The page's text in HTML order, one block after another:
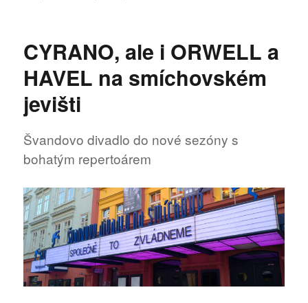
Zábava,
zážitky,
zamyšlení
CYRANO, ale i ORWELL a
HAVEL na smíchovském
jevišti
Švandovo divadlo do nové sezóny s
bohatým repertoárem